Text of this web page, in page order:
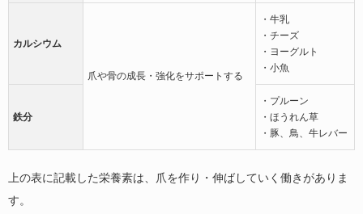
カルシウム
爪や骨の成長・強化をサポートする
・牛乳
・チーズ
・ヨーグルト
・小魚
鉄分
・プルーン
・ほうれん草
・豚、鳥、牛レバー
上の表に記載した栄養素は、爪を作り・伸ばしていく働きがありま
す。